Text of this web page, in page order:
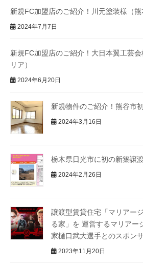
新規FC加盟店のご紹介！川元塗装様（熊
2024年7月7日
新規FC加盟店のご紹介！大日本翼工芸
リア）
2024年6月20日
新規物件のご紹介！熊谷市
2024年3月16日
栃木県日光市に初の新築譲
2024年2月26日
譲渡型賃貸住宅「マリアー
る家」を 運営するマリアー
家樋口武大選手とのスポン
2023年11月20日